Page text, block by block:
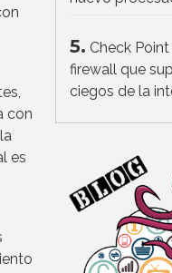
con
es
5. Check
firewall que
ciegos de la